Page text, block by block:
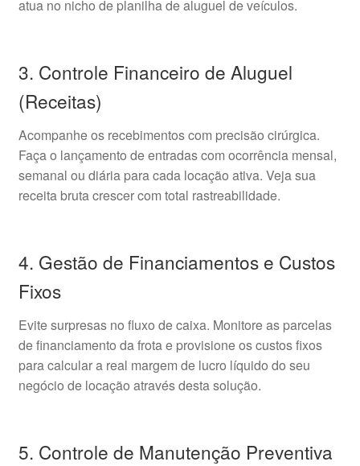
atua no nicho de planilha de aluguel de veículos.
3. Controle Financeiro de Aluguel
(Receitas)
Acompanhe os recebimentos com precisão cirúrgica.
Faça o lançamento de entradas com ocorrência mensal,
semanal ou diária para cada locação ativa. Veja sua
receita bruta crescer com total rastreabilidade.
4. Gestão de Financiamentos e Custos
Fixos
Evite surpresas no fluxo de caixa. Monitore as parcelas
de financiamento da frota e provisione os custos fixos
para calcular a real margem de lucro líquido do seu
negócio de locação através desta solução.
5. Controle de Manutenção Preventiva